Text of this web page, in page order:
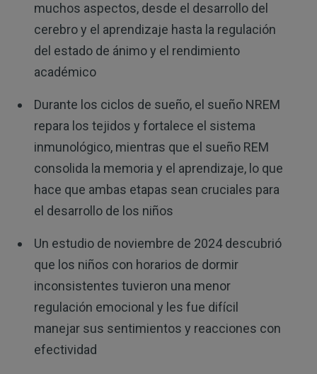
muchos aspectos, desde el desarrollo del
cerebro y el aprendizaje hasta la regulación
del estado de ánimo y el rendimiento
académico
Durante los ciclos de sueño, el sueño NREM
repara los tejidos y fortalece el sistema
inmunológico, mientras que el sueño REM
consolida la memoria y el aprendizaje, lo que
hace que ambas etapas sean cruciales para
el desarrollo de los niños
Un estudio de noviembre de 2024 descubrió
que los niños con horarios de dormir
inconsistentes tuvieron una menor
regulación emocional y les fue difícil
manejar sus sentimientos y reacciones con
efectividad